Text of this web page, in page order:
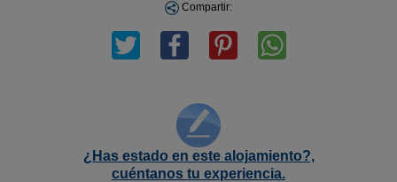
Compartir:
¿Has estado en este alojamiento?,
cuéntanos tu experiencia.